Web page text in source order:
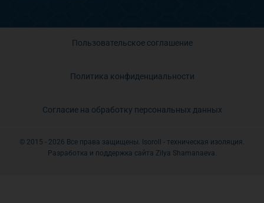
Пользовательское соглашение
Политика конфиденциальности
Согласие на обработку персональных данных
© 2015 - 2026 Все права защищены. Isoroll - техническая изоляция.
Разработка и поддержка сайта Zilya Shamanaeva.